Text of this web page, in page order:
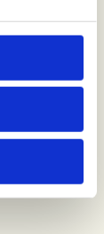
min